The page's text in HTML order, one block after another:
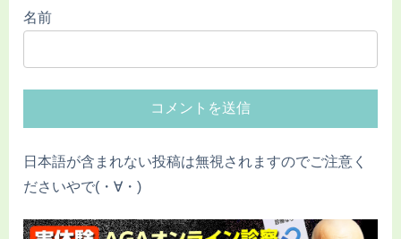
名前
日本語が含まれない投稿は無視されますのでご注意く
ださいやで(・∀・)